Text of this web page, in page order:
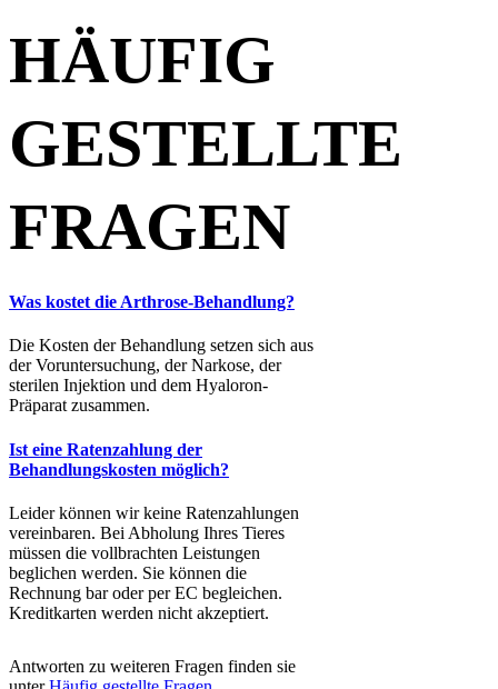
HÄUFIG
GESTELLTE
FRAGEN
Was kostet die Arthrose-Behandlung?
Die Kosten der Behandlung setzen sich aus
der Voruntersuchung, der Narkose, der
sterilen Injektion und dem Hyaloron-
Präparat zusammen.
Ist eine Ratenzahlung der
Behandlungskosten möglich?
Leider können wir keine Ratenzahlungen
vereinbaren. Bei Abholung Ihres Tieres
müssen die vollbrachten Leistungen
beglichen werden. Sie können die
Rechnung bar oder per EC begleichen.
Kreditkarten werden nicht akzeptiert.
Antworten zu weiteren Fragen finden sie